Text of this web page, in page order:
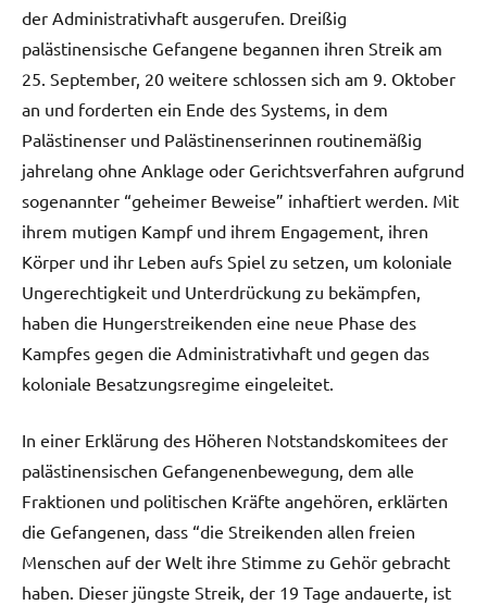
der Administrativhaft ausgerufen. Dreißig
palästinensische Gefangene begannen ihren Streik am
25. September, 20 weitere schlossen sich am 9. Oktober
an und forderten ein Ende des Systems, in dem
Palästinenser und Palästinenserinnen routinemäßig
jahrelang ohne Anklage oder Gerichtsverfahren aufgrund
sogenannter “geheimer Beweise” inhaftiert werden. Mit
ihrem mutigen Kampf und ihrem Engagement, ihren
Körper und ihr Leben aufs Spiel zu setzen, um koloniale
Ungerechtigkeit und Unterdrückung zu bekämpfen,
haben die Hungerstreikenden eine neue Phase des
Kampfes gegen die Administrativhaft und gegen das
koloniale Besatzungsregime eingeleitet.
In einer Erklärung des Höheren Notstandskomitees der
palästinensischen Gefangenenbewegung, dem alle
Fraktionen und politischen Kräfte angehören, erklärten
die Gefangenen, dass “die Streikenden allen freien
Menschen auf der Welt ihre Stimme zu Gehör gebracht
haben. Dieser jüngste Streik, der 19 Tage andauerte, ist